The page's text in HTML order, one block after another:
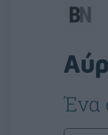
Ένα